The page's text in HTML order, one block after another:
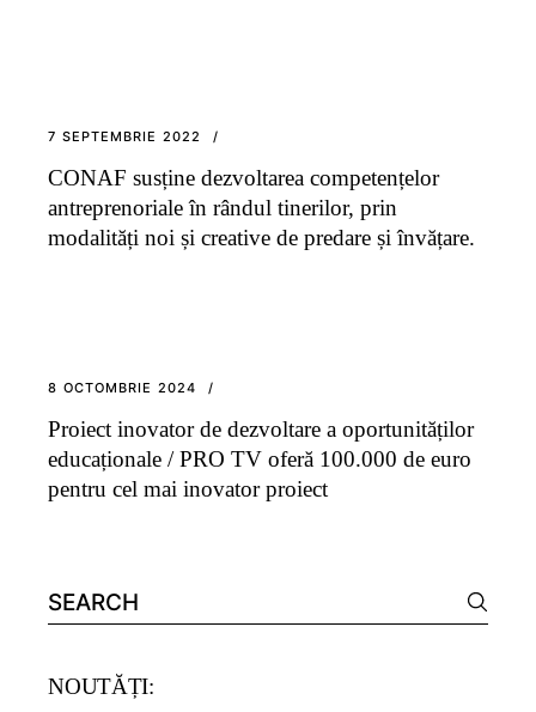
7 SEPTEMBRIE 2022
CONAF susține dezvoltarea competențelor
antreprenoriale în rândul tinerilor, prin
modalități noi și creative de predare și învățare.
8 OCTOMBRIE 2024
Proiect inovator de dezvoltare a oportunităților
educaționale / PRO TV oferă 100.000 de euro
pentru cel mai inovator proiect
Search
for:
NOUTĂȚI: